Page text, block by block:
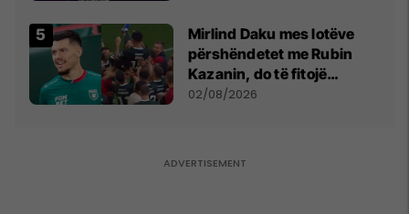
Mirlind Daku mes lotëve
përshëndetet me Rubin
Kazanin, do të fitojë
miliona te Spartak Moska
02/08/2026